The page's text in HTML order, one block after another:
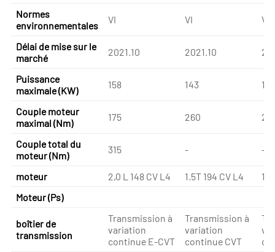
Normes
environnementales
VI VI VI
Délai de mise sur le
marché
2021.10 2021.10
Puissance
maximale (KW)
158 143 143
Couple moteur
maximal (Nm)
175 260
Couple total du
moteur (Nm)
315 - -
moteur 2,0 L 148 CV L4 1.5T 194 CV L4
Moteur (Ps)
boîtier de
transmission
Transmission à
variation
continue E-CVT
Transmission à
variation
continue CVT